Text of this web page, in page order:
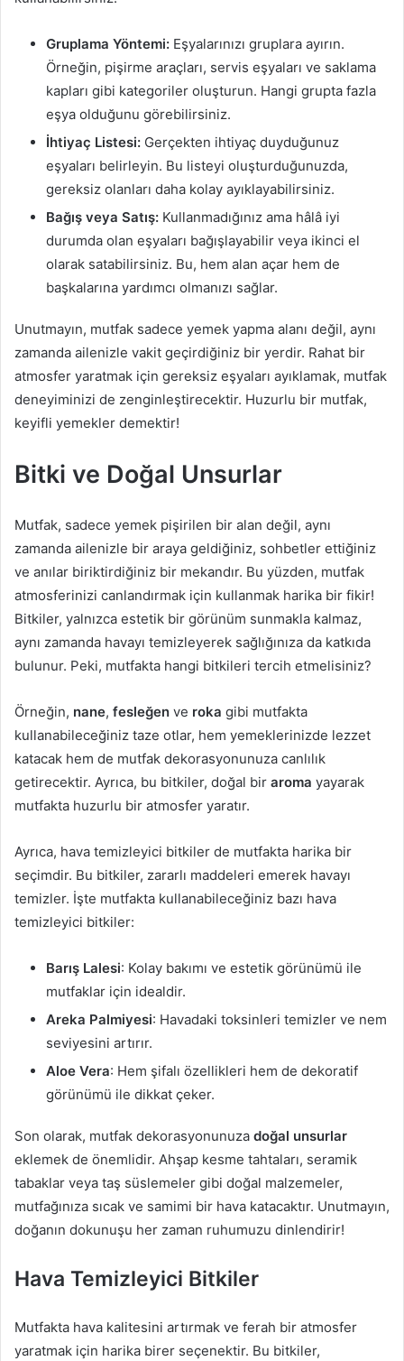
Gruplama Yöntemi: Eşyalarınızı gruplara ayırın.
Örneğin, pişirme araçları, servis eşyaları ve saklama
kapları gibi kategoriler oluşturun. Hangi grupta fazla
eşya olduğunu görebilirsiniz.
İhtiyaç Listesi: Gerçekten ihtiyaç duyduğunuz
eşyaları belirleyin. Bu listeyi oluşturduğunuzda,
gereksiz olanları daha kolay ayıklayabilirsiniz.
Bağış veya Satış: Kullanmadığınız ama hâlâ iyi
durumda olan eşyaları bağışlayabilir veya ikinci el
olarak satabilirsiniz. Bu, hem alan açar hem de
başkalarına yardımcı olmanızı sağlar.
Unutmayın, mutfak sadece yemek yapma alanı değil, aynı
zamanda ailenizle vakit geçirdiğiniz bir yerdir. Rahat bir
atmosfer yaratmak için gereksiz eşyaları ayıklamak, mutfak
deneyiminizi de zenginleştirecektir. Huzurlu bir mutfak,
keyifli yemekler demektir!
Bitki ve Doğal Unsurlar
Mutfak, sadece yemek pişirilen bir alan değil, aynı
zamanda ailenizle bir araya geldiğiniz, sohbetler ettiğiniz
ve anılar biriktirdiğiniz bir mekandır. Bu yüzden, mutfak
atmosferinizi canlandırmak için kullanmak harika bir fikir!
Bitkiler, yalnızca estetik bir görünüm sunmakla kalmaz,
aynı zamanda havayı temizleyerek sağlığınıza da katkıda
bulunur. Peki, mutfakta hangi bitkileri tercih etmelisiniz?
Örneğin, nane, fesleğen ve roka gibi mutfakta
kullanabileceğiniz taze otlar, hem yemeklerinizde lezzet
katacak hem de mutfak dekorasyonunuza canlılık
getirecektir. Ayrıca, bu bitkiler, doğal bir aroma yayarak
mutfakta huzurlu bir atmosfer yaratır.
Ayrıca, hava temizleyici bitkiler de mutfakta harika bir
seçimdir. Bu bitkiler, zararlı maddeleri emerek havayı
temizler. İşte mutfakta kullanabileceğiniz bazı hava
temizleyici bitkiler:
Barış Lalesi: Kolay bakımı ve estetik görünümü ile
mutfaklar için idealdir.
Areka Palmiyesi: Havadaki toksinleri temizler ve nem
seviyesini artırır.
Aloe Vera: Hem şifalı özellikleri hem de dekoratif
görünümü ile dikkat çeker.
Son olarak, mutfak dekorasyonunuza doğal unsurlar
eklemek de önemlidir. Ahşap kesme tahtaları, seramik
tabaklar veya taş süslemeler gibi doğal malzemeler,
mutfağınıza sıcak ve samimi bir hava katacaktır. Unutmayın,
doğanın dokunuşu her zaman ruhumuzu dinlendirir!
Hava Temizleyici Bitkiler
Mutfakta hava kalitesini artırmak ve ferah bir atmosfer
yaratmak için harika birer seçenektir. Bu bitkiler,